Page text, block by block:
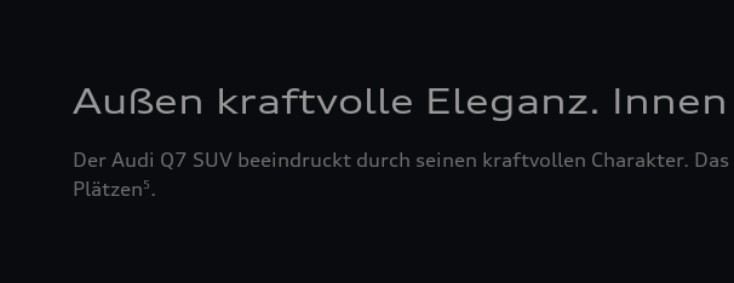
Außen kraftvolle Eleganz. Innen
Der Audi Q7 SUV beeindruckt durch seinen kraftvollen Charakter.
Plätzen5.